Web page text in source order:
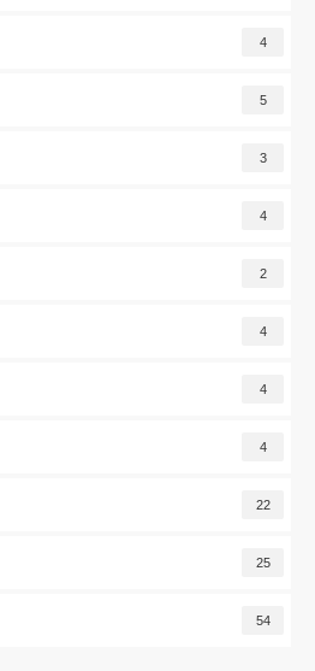
4
5
3
4
2
4
4
4
22
25
54